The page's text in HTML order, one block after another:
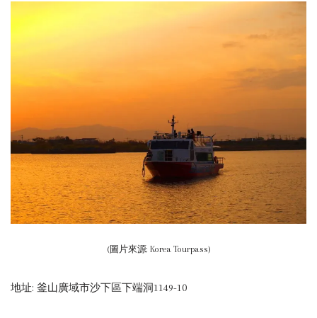
(圖片來源: Korea Tourpass)
地址: 釜山廣域市沙下區下端洞1149-10